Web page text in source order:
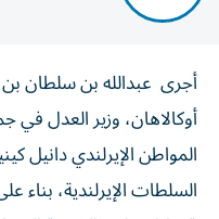
أجرى عبدالله بن سلطان بن
أوكالاهان، وزير العدل في
المواطن الإيرلندي دانيل
السلطات الإيرلندية،